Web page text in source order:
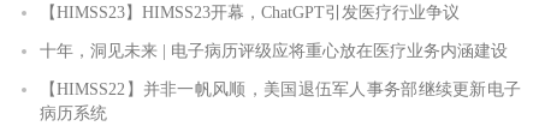
【HIMSS23】HIMSS23开幕，ChatGPT引发医疗行业争议
十年，洞见未来 | 电子病历评级应将重心放在医疗业务内涵建设
【HIMSS22】并非一帆风顺，美国退伍军人事务部继续更新电子
病历系统